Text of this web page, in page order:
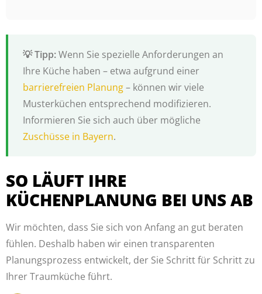
Wenn Sie spezielle Anforderungen an
Ihre Küche haben – etwa aufgrund einer
barrierefreien Planung– können wir viele
Musterküchen entsprechend modifizieren.
Informieren Sie sich auch über mögliche
Zuschüsse in Bayern.
SO LÄUFT IHRE
KÜCHENPLANUNG BEI UNS AB
Wir möchten, dass Sie sich von Anfang an gut beraten
fühlen. Deshalb haben wir einen transparenten
Planungsprozess entwickelt, der Sie Schritt für Schritt zu
Ihrer Traumküche führt.